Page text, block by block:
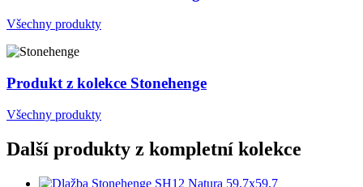
Všechny produkty
Produkt z kolekce Stonehenge
Všechny produkty
Další produkty z kompletní kolekce